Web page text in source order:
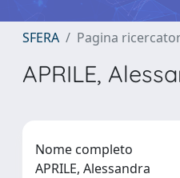
SFERA Pagina
APRILE,
Nome completo
APRILE, Alessandra